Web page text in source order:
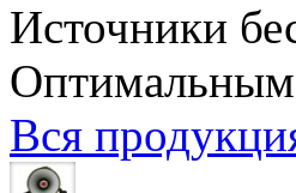
Источники
Оптимальным
Вся